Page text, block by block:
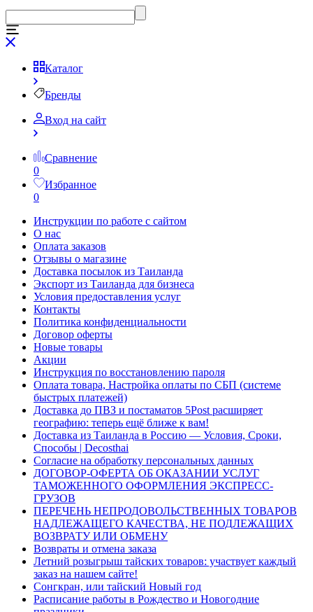
Каталог
Бренды
Вход на сайт
Сравнение
0
Избранное
0
Инструкции по работе с сайтом
О нас
Оплата заказов
Отзывы о магазине
Доставка посылок из Таиланда
Экспорт из Таиланда для бизнеса
Условия предоставления услуг
Контакты
Политика конфиденциальности
Договор оферты
Новые товары
Акции
Инструкция по восстановлению пароля
Оплата товара, Настройка оплаты по СБП (системе
быстрых платежей)
Доставка до ПВЗ и постаматов 5Post расширяет
географию: теперь ещё ближе к вам!
Доставка из Таиланда в Россию — Условия, Сроки,
Способы | Decosthai
Согласие на обработку персональных данных
ДОГОВОР-ОФЕРТА ОБ ОКАЗАНИИ УСЛУГ
ТАМОЖЕННОГО ОФОРМЛЕНИЯ ЭКСПРЕСС-
ГРУЗОВ
ПЕРЕЧЕНЬ НЕПРОДОВОЛЬСТВЕННЫХ ТОВАРОВ
НАДЛЕЖАЩЕГО КАЧЕСТВА, НЕ ПОДЛЕЖАЩИХ
ВОЗВРАТУ ИЛИ ОБМЕНУ
Возвраты и отмена заказа
Летний розыгрыш тайских товаров: участвует каждый
заказ на нашем сайте!
Сонгкран, или тайский Новый год
Расписание работы в Рождество и Новогодние